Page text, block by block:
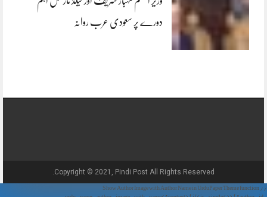
دورے پر سعودی عرب روانہ
Copyright © 2021, Pindi Post All Rights Reserved.
// Show Author Image with Author Name in UrduPaper Theme function